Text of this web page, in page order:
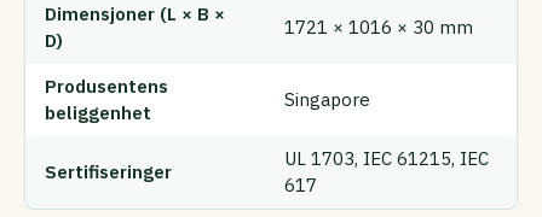
Dimensjoner (L × B ×
D)
1721 × 1016 × 30 mm
Produsentens
beliggenhet
Singapore
Sertifiseringer
UL 1703, IEC 61215, IEC
617